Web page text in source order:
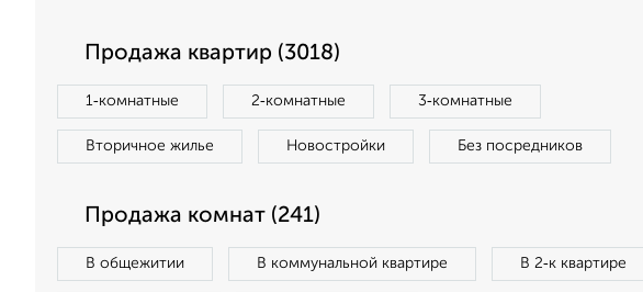
Продажа квартир (3018)
1‑комнатные 2‑комнатные 3‑комнатные
Вторичное жилье Новостройки Без посредников
Продажа комнат (241)
В общежитии В коммунальной квартире В 2‑к квартире